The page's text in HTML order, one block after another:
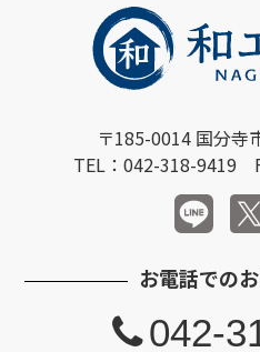
〒185-0014 国分寺
TEL：042-318-9419
お電話での
042-